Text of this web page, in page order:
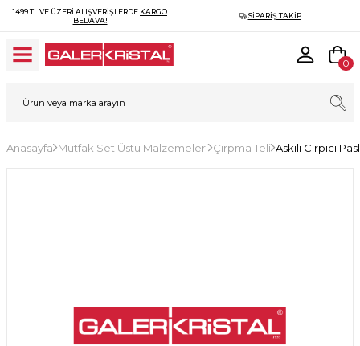
1499 TL VE ÜZERI ALIŞVERIŞLERDE KARGO
BEDAVA!
SIPARIŞ TAKIP
0
Anasayfa Mutfak Set Üstü Malzemeleri Çırpma Teli Askılı Cırpıcı